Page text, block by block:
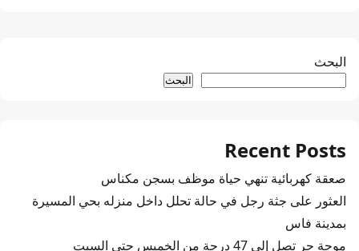
البحث
البحث
Recent Posts
صعقة كهربائية تنهي حياة موظف بسجن مكناس
العثور على جثة رجل في حالة تحلل داخل منزله بحي المسيرة
بمدينة فاس
موجة حر تصل إلى 47 درجة من الخميس حتى السبت